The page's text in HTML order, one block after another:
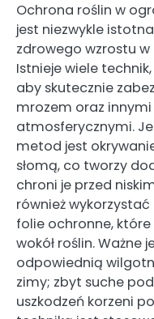
Ochrona roślin w
jest niezwykle
zdrowego wzrostu
Istnieje wiele
aby skutecznie
mrozem oraz
atmosferycznymi.
metod jest
słomą, co tworzy
chroni je przed
również
folie ochronne,
wokół roślin. Ważne
odpowiednią
zimy; zbyt suche
uszkodzeń korzeni